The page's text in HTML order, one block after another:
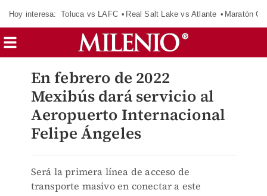
Hoy interesa: Toluca vs LAFC Real Salt Lake vs Atlante Maratón
En febrero de 2022
Mexibús dará servicio al
Aeropuerto Internacional
Felipe Ángeles
Será la primera línea de acceso de
transporte masivo en conectar a este